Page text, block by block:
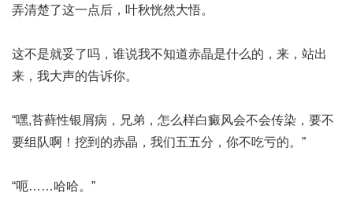
弄清楚了这一点后，叶秋恍然大悟。
这不是就妥了吗，谁说我不知道赤晶是什么的，来，站出
来，我大声的告诉你。
“嘿,苔藓性银屑病 ，兄弟，怎么样白癜风会不会传染 ，要不
要组队啊！挖到的赤晶，我们五五分，你不吃亏的。”
“呃……哈哈。”